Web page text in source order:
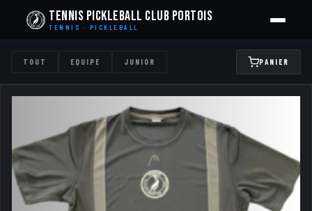
Tennis Pickleball Club Portois
TENNIS · PICKLEBALL
TOUT EQUIPE JUNIOR PANIER